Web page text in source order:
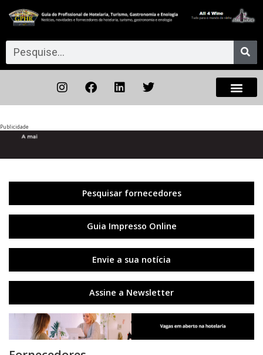
Publicidade
Pesquisar fornecedores
Guia Impresso Online
Envie a sua notícia
Assine a Newsletter